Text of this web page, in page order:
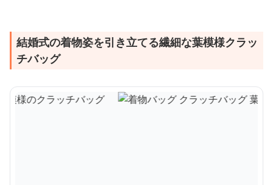
結婚式の着物姿を引き立てる繊細な葉模様クラッ
チバッグ